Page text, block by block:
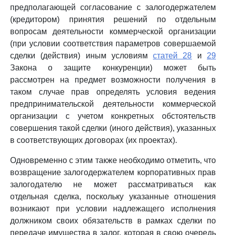
предполагающей согласование с залогодержателем
(кредитором) принятия решений по отдельным
вопросам деятельности коммерческой организации
(при условии соответствия параметров совершаемой
сделки (действия) иным условиямстатей 28 и 29
Закона о защите конкуренции) может быть
рассмотрен на предмет возможности получения в
таком случае прав определять условия ведения
предпринимательской деятельности коммерческой
организации с учетом конкретных обстоятельств
совершения такой сделки (иного действия), указанных
в соответствующих договорах (их проектах).
Одновременно с этим также необходимо отметить, что
возвращение залогодержателем корпоративных прав
залогодателю не может рассматриваться как
отдельная сделка, поскольку указанные отношения
возникают при условии надлежащего исполнения
должником своих обязательств в рамках сделки по
передаче имущества в залог, которая в свою очередь